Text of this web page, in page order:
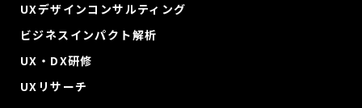
UXデザインコンサルティング
ビジネスインパクト解析
UX・DX研修
UXリサーチ